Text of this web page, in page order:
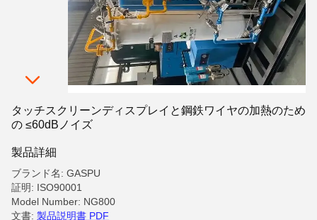
タッチスクリーンディスプレイと鋼鉄ワイヤの加熱のため
の ≤60dBノイズ
製品詳細
ブランド名: GASPU
証明: ISO90001
Model Number: NG800
文書: 製品説明書 PDF